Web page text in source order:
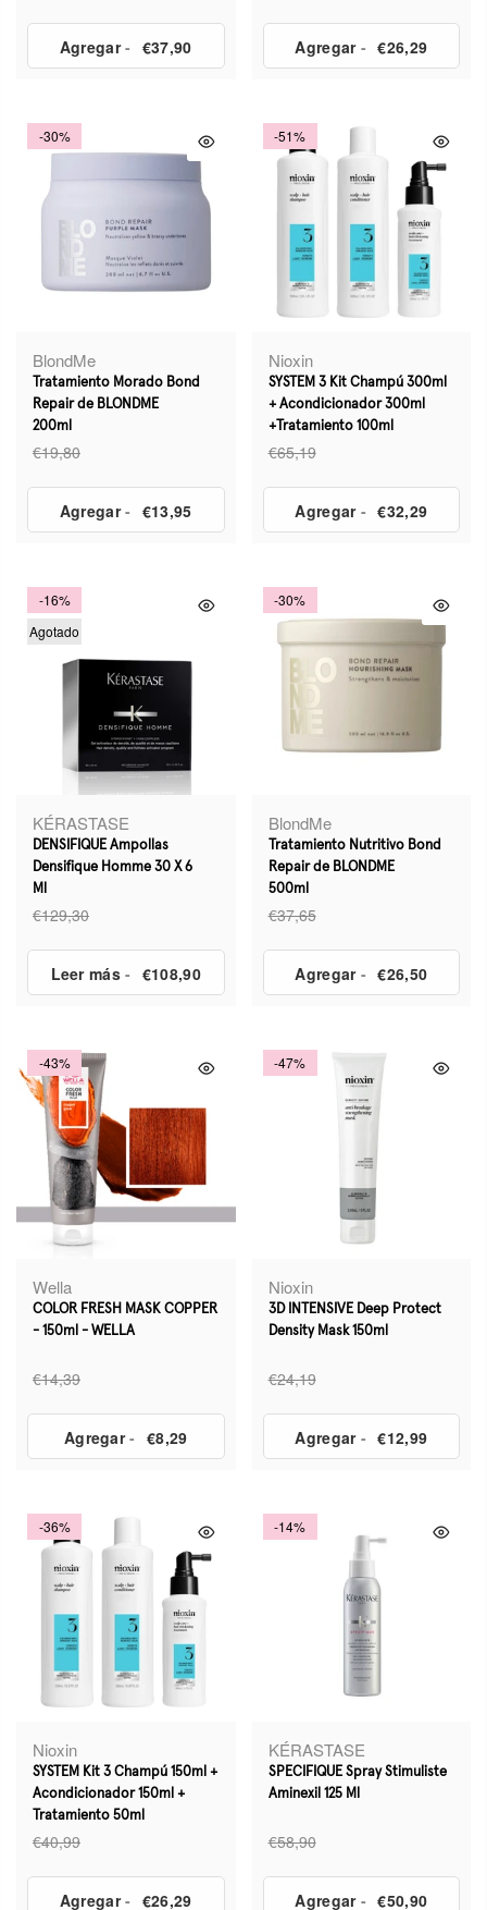
Agregar- €37,90 Agregar- €26,29
-30%
BlondMe
Tratamiento Morado Bond
Repair de BLONDME
200ml
€19,80
Agregar- €13,95
-51%
Nioxin
SYSTEM 3 Kit Champú 300ml
+ Acondicionador 300ml
+Tratamiento 100ml
€65,19
Agregar- €32,29
-16%
Agotado
KÉRASTASE
DENSIFIQUE Ampollas
Densifique Homme 30 X 6
Ml
€129,30
Leer más- €108,90
-30%
BlondMe
Tratamiento Nutritivo Bond
Repair de BLONDME
500ml
€37,65
Agregar- €26,50
-43%
Wella
COLOR FRESH MASK COPPER
- 150ml - WELLA
€14,39
Agregar- €8,29
-47%
Nioxin
3D INTENSIVE Deep Protect
Density Mask 150ml
€24,19
Agregar- €12,99
-36%
Nioxin
SYSTEM Kit 3 Champú 150ml +
Acondicionador 150ml +
Tratamiento 50ml
€40,99
Agregar- €26,29
-14%
KÉRASTASE
SPECIFIQUE Spray Stimuliste
Aminexil 125 Ml
€58,90
Agregar- €50,90